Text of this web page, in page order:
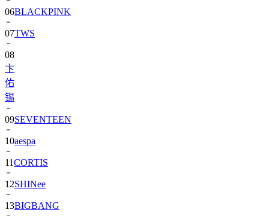
06BLACKPINK
07TWS
08
卞
佑
锡
09SEVENTEEN
10aespa
11CORTIS
12SHINee
13BIGBANG